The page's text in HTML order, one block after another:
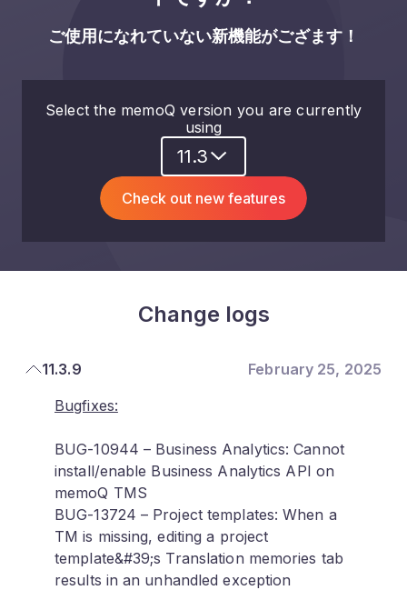
ご使用になれていない新機能がござます！
Select the memoQ version you are currently
using
11.3
Check out new features
Change logs
11.3.9
February 25, 2025
Bugfixes:
BUG-10944 – Business Analytics: Cannot
install/enable Business Analytics API on
memoQ TMS
BUG-13724 – Project templates: When a
TM is missing, editing a project
template&#39;s Translation memories tab
results in an unhandled exception